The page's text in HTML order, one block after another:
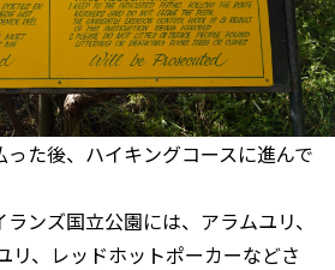
た後、ハイキングコースに進んで
ンズ国立公園には、アラムユリ、
リ、レッドホットポーカーなどさ